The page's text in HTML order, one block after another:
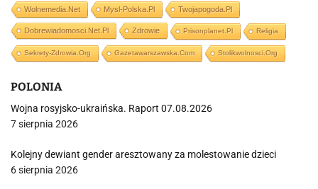
Wolnemedia.net Mysl-Polska.pl Twojapogoda.pl
Dobrewiadomosci.net.pl Zdrowie Prisonplanet.pl Religia
Sekrety-Zdrowia.org Gazetawarszawska.com Stolikwolnosci.org
POLONIA
Wojna rosyjsko-ukraińska. Raport 07.08.2026
7 sierpnia 2026
Kolejny dewiant gender aresztowany za molestowanie dzieci
6 sierpnia 2026